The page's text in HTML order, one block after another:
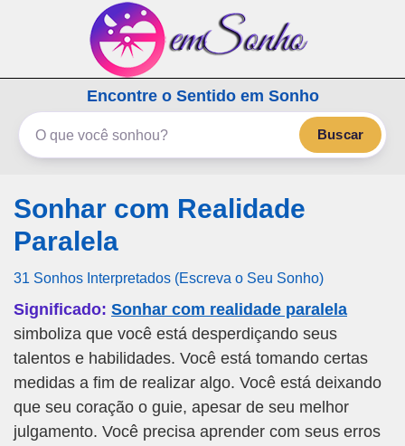
emSonho.com
Os sonhos significam mais
Encontre o Sentido em Sonho
Buscar
Sonhar com Realidade
Paralela
31 Sonhos Interpretados (Escreva o Seu Sonho)
Significado: Sonhar com realidade paralela
simboliza que você está desperdiçando seus
talentos e habilidades. Você está tomando certas
medidas a fim de realizar algo. Você está deixando
que seu coração o guie, apesar de seu melhor
julgamento. Você precisa aprender com seus erros